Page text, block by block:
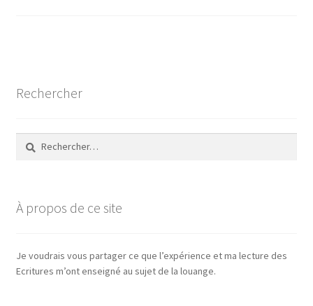
Rechercher
Rechercher :
À propos de ce site
Je voudrais vous partager ce que l’expérience et ma lecture des
Ecritures m’ont enseigné au sujet de la louange.